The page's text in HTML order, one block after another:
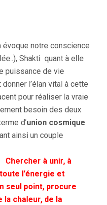
notre conscience
Shakti quant à elle
puissance de vie
l’élan vital à cette
pour réaliser la vraie
besoin des deux
d’union cosmique
ainsi un couple
Chercher à unir, à
l’énergie et
seul point, procure
la chaleur, de la